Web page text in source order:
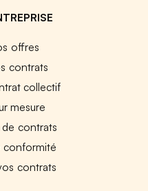
offres
contrats
collectif
mesure
contrats
conformité
contrats